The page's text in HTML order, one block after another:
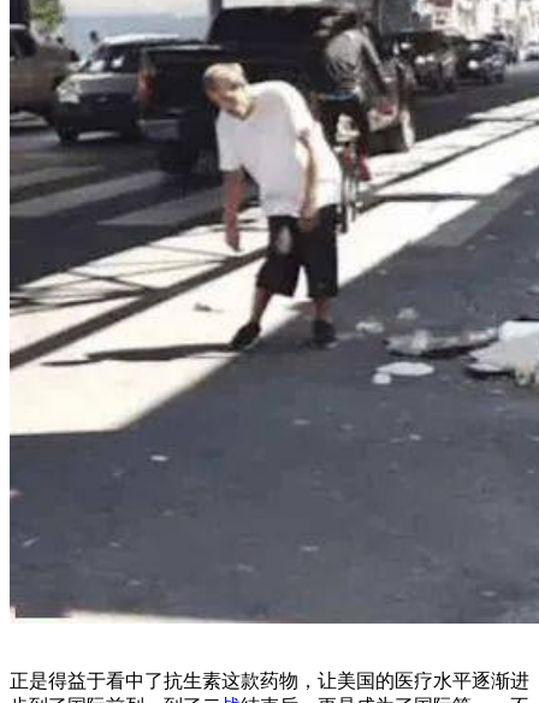
正是得益于看中了抗生素这款药物，让美国的医疗水平逐渐进